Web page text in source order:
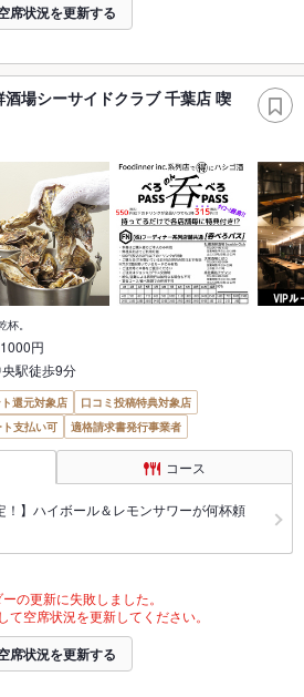
席状況を更新する
酒場シーサイドクラブ 千葉店 喫
。
円
駅徒歩9分
還元対象店
口コミ投稿特典対象店
ト支払い可 適格請求書発行事業者
コース
！】ハイボール＆レモンサワーが何杯頼
の更新に失敗しました。
て空席状況を更新してください。
席状況を更新する